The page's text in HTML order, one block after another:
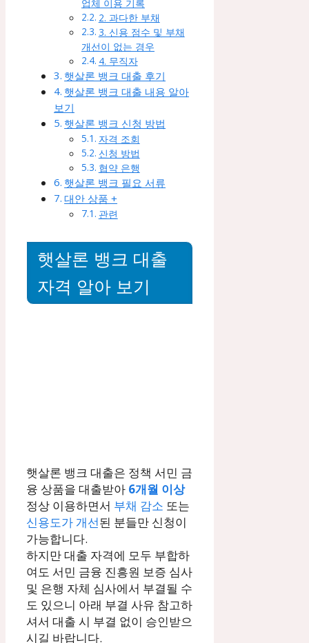
업체 이용 기록
2. 과다한 부채
3. 신용 점수 및 부채
개선이 없는 경우
4. 무직자
햇살론 뱅크 대출 후기
햇살론 뱅크 대출 내용 알아
보기
햇살론 뱅크 신청 방법
자격 조회
신청 방법
협약 은행
햇살론 뱅크 필요 서류
대안 상품 +
관련
햇살론 뱅크 대출
자격 알아 보기
햇살론 뱅크 대출은 정책 서민 금
융 상품을 대출받아 6개월 이상
정상 이용하면서 부채 감소 또는
신용도가 개선된 분들만 신청이
가능합니다.
하지만 대출 자격에 모두 부합하
여도 서민 금융 진흥원 보증 심사
및 은행 자체 심사에서 부결될 수
도 있으니 아래 부결 사유 참고하
셔서 대출 시 부결 없이 승인받으
시길 바랍니다.